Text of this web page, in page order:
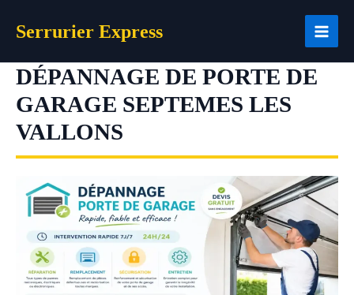
Serrurier Express
DÉPANNAGE DE PORTE DE
GARAGE SEPTEMES LES
VALLONS